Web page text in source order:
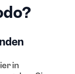
in